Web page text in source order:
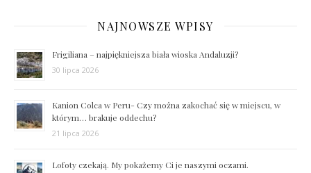
NAJNOWSZE WPISY
Frigiliana – najpiękniejsza biała wioska Andaluzji?
30 lipca 2026
Kanion Colca w Peru- Czy można zakochać się w miejscu, w
którym… brakuje oddechu?
21 lipca 2026
Lofoty czekają. My pokażemy Ci je naszymi oczami.